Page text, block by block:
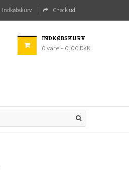
Indkøbskurv Check ud
INDKØBSKURV
0 vare - 0,00 DKK